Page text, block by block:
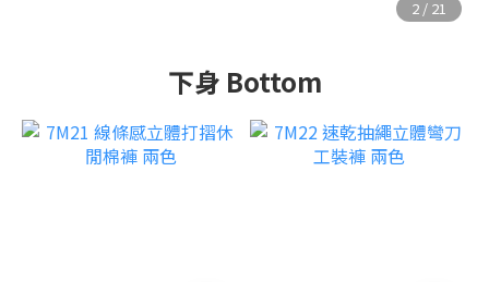
下身 Bottom